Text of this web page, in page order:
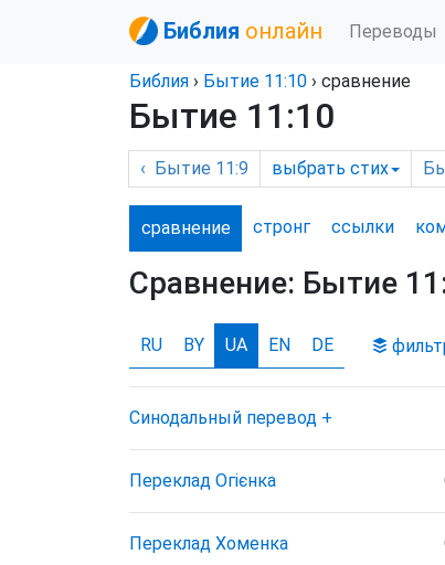
Библия онлайн Переводы
Библия › Бытие 11:10 › сравнение
Бытие 11:10
‹ Бытие 11:9 выбрать стих
сравнение стронг ссылки
Сравнение: Бытие
RU BY UA EN DE
Синодальный перевод +
Переклад Огієнка
Переклад Хоменка